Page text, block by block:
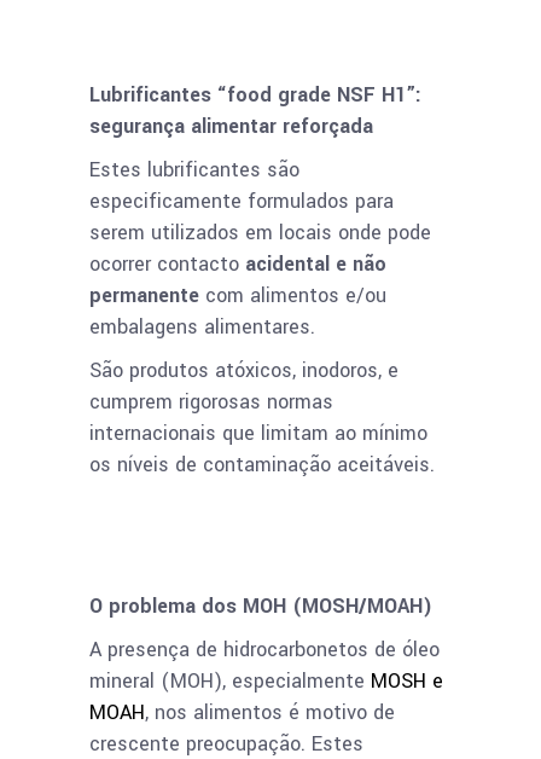
Lubrificantes “food grade NSF H1”:
segurança alimentar reforçada
Estes lubrificantes são
especificamente formulados para
serem utilizados em locais onde pode
ocorrer contacto acidental e não
permanente com alimentos e/ou
embalagens alimentares.
São produtos atóxicos, inodoros, e
cumprem rigorosas normas
internacionais que limitam ao mínimo
os níveis de contaminação aceitáveis.
O problema dos MOH (MOSH/MOAH)
A presença de hidrocarbonetos de óleo
mineral (MOH), especialmente MOSH e
MOAH, nos alimentos é motivo de
crescente preocupação. Estes